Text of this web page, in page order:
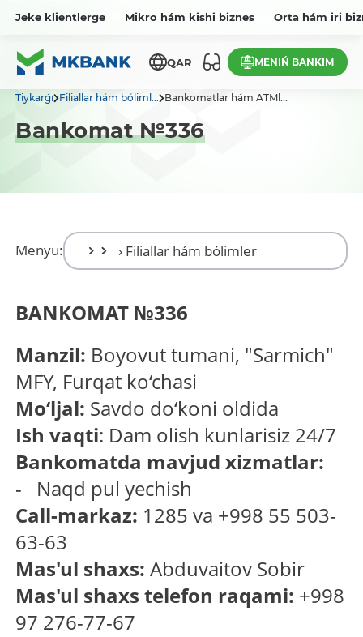
Jeke klientlerge Mikro hám kishi biznes Orta hám iri
QAR MENIŃ BANKIM
Tiykarǵı Filiallar hám bóliml... Bankomatlar hám ATMl...
Bankomat №336
Menyu:
BANKOMAT №336
Manzil: Boyovut tumani, "Sarmich"
MFY, Furqat ko‘chasi
Mo‘ljal: Savdo do‘koni oldida
Ish vaqti: Dam olish kunlarisiz 24/7
Bankomatda mavjud xizmatlar:
- Naqd pul yechish
Call-markaz: 1285 va +998 55 503-
63-63
Mas'ul shaxs: Abduvaitov Sobir
Mas'ul shaxs telefon raqami: +998
97 276-77-67